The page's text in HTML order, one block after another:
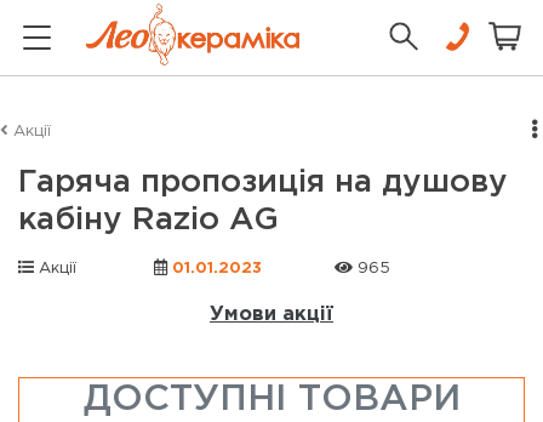
Акції
Гаряча пропозиція на душову
кабіну Razio AG
Акції 01.01.2023 965
Умови акції
ДОСТУПНІ ТОВАРИ